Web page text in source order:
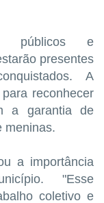
públicos e
presentes
A
reconhecer
a garantia de
meninas.
a importância
"Esse
coletivo e